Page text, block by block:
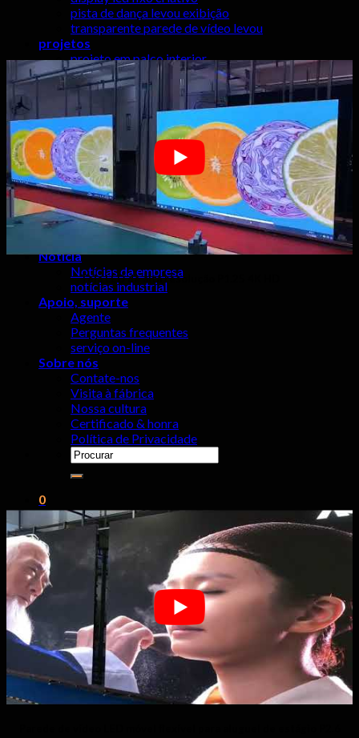
pista de dança levou exibição
transparente parede de vídeo levou
projetos
projeto em palco interior
projetos palco ao ar livre
ao ar livre anunciar projetos
projetos HD LED TV
projectos fixas interiores
Vídeo
soluções
solução evento de fase
solução estúdio de TV
solução levou esportes
solução caminhão móvel
solução comercial levou
solução de acesso frontal
Notícia
Notícias da empresa
notícias industrial
Apoio, suporte
Agente
Perguntas frequentes
serviço on-line
Sobre nós
Contate-nos
Visita à fábrica
Nossa cultura
Certificado & honra
Política de Privacidade
Procurar
por:
0
Carrinho
Nenhum produto no carrinho.
Tela LED de alta resolução P1.25 4K HD